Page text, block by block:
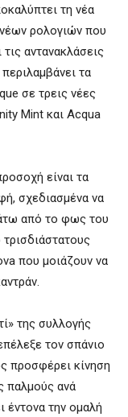
τη νέα
ρολογιών που
αντανακλάσεις
τα
σε τρεις νέες
Mint και Acqua
είναι τα
σχεδιασμένα να
από το φως του
που μοιάζουν να
της συλλογής
τον σπάνιο
προσφέρει κίνηση
παλμούς ανά
έντονα την ομαλή